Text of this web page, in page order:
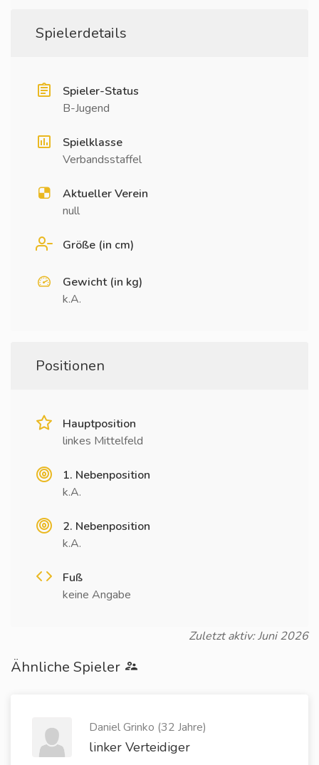
Spielerdetails
Spieler-Status
B-Jugend
Spielklasse
Verbandsstaffel
Aktueller Verein
null
Größe (in cm)
Gewicht (in kg)
k.A.
Positionen
Hauptposition
linkes Mittelfeld
1. Nebenposition
k.A.
2. Nebenposition
k.A.
Fuß
keine Angabe
Zuletzt aktiv: Juni 2026
Ähnliche Spieler
Daniel Grinko (32 Jahre)
linker Verteidiger